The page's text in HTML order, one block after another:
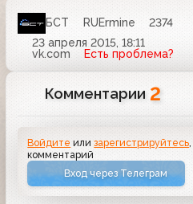
БСТ RUErmine
2374
23 апреля 2015, 18:11
vk.com
Есть проблема?
Комментарии 2
Войдите илизарегистрируйтесь
комментарий
Вход через Телеграм